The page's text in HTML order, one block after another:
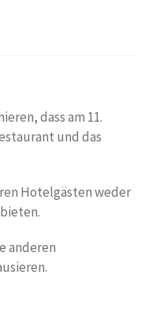
dass am 11.
und das
Hotelgästen weder
anderen